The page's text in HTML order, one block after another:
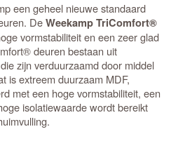
een geheel nieuwe standaard
DeWeekamp TriComfort®
vormstabiliteit en een zeer glad
deuren bestaan uit
zijn verduurzaamd door middel
is extreem duurzaam MDF,
met een hoge vormstabiliteit, een
isolatiewaarde wordt bereikt